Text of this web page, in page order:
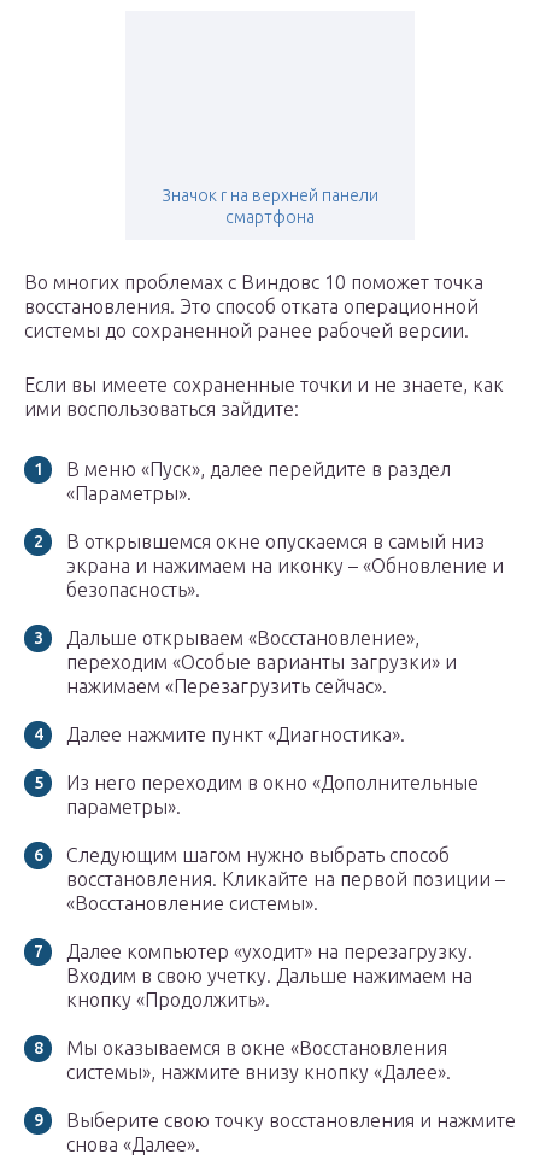
Значок r на верхней панели
смартфона
Во многих проблемах с Виндовс 10 поможет точка
восстановления. Это способ отката операционной
системы до сохраненной ранее рабочей версии.
Если вы имеете сохраненные точки и не знаете, как
ими воспользоваться зайдите:
В меню «Пуск», далее перейдите в раздел
«Параметры».
В открывшемся окне опускаемся в самый низ
экрана и нажимаем на иконку – «Обновление и
безопасность».
Дальше открываем «Восстановление»,
переходим «Особые варианты загрузки» и
нажимаем «Перезагрузить сейчас».
Далее нажмите пункт «Диагностика».
Из него переходим в окно «Дополнительные
параметры».
Следующим шагом нужно выбрать способ
восстановления. Кликайте на первой позиции –
«Восстановление системы».
Далее компьютер «уходит» на перезагрузку.
Входим в свою учетку. Дальше нажимаем на
кнопку «Продолжить».
Мы оказываемся в окне «Восстановления
системы», нажмите внизу кнопку «Далее».
Выберите свою точку восстановления и нажмите
снова «Далее».